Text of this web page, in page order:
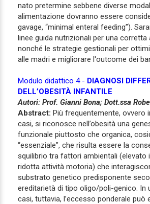
nato pretermine sebbene diverse
alimentazione dovranno essere
gavage, “minimal enteral feeding”).
linee guida nutrizionali per una corretta
nonché le strategie gestionali per
alle madri e migliorare l'outcome dei
Modulo didattico 4 - DIAGNOSI
DELL’OBESITÀ INFANTILE
Autori: Prof. Gianni Bona; Dott.ssa
Abstract: Più frequentemente, ovvero
casi, si riconosce nell’obesità una
funzionale piuttosto che organica,
“essenziale”, che risulta essere la
squilibrio tra fattori ambientali (elevato
ridotta attività motoria) che
substrato genetico predisponente
ereditarietà di tipo oligo/poli-genico. In
casi, tuttavia, l’eccesso ponderale può